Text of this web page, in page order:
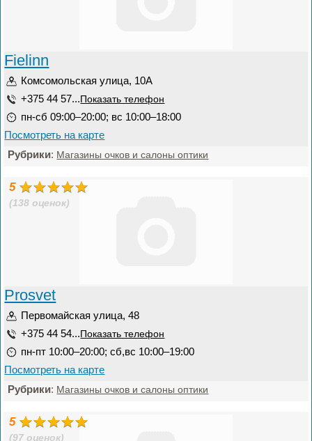
Fielinn
Комсомольская улица, 10А
+375 44 57... Показать телефон
пн-сб 09:00–20:00; вс 10:00–18:00
Посмотреть на карте
Рубрики: Магазины очков и салоны оптики
5
(138 оценок)
Prosvet
Первомайская улица, 48
+375 44 54... Показать телефон
пн-пт 10:00–20:00; сб,вс 10:00–19:00
Посмотреть на карте
Рубрики: Магазины очков и салоны оптики
5
(97 оценок)